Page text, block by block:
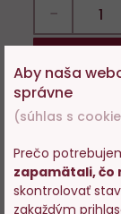
−
Novinka
Aby naša
správne
(súhlas s
Prečo
zapamätali, čo
skontrolovať
zakaždým